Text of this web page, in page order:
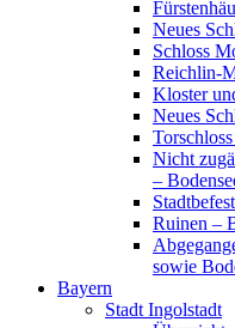
Neues
Schloss
Reichlin-
Kloster
Neues
Nicht
–
Ruinen –
sowie
Bayern
Stadt Ingolstadt